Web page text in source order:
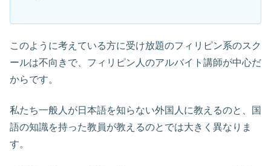
このように考えている方に受け放題のフィリピン系のスク
ールは不向きで、フィリピン人のアルバイト講師が中心だ
からです。
私たち一般人が日本語を知らない外国人に教えるのと、国
語の知識を持った教員が教えるのとでは大きく異なりま
す。